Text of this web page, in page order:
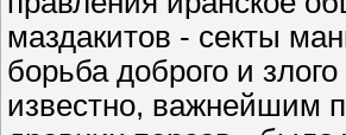
маздакитов - секты
борьба доброго и
известно, важнейшим